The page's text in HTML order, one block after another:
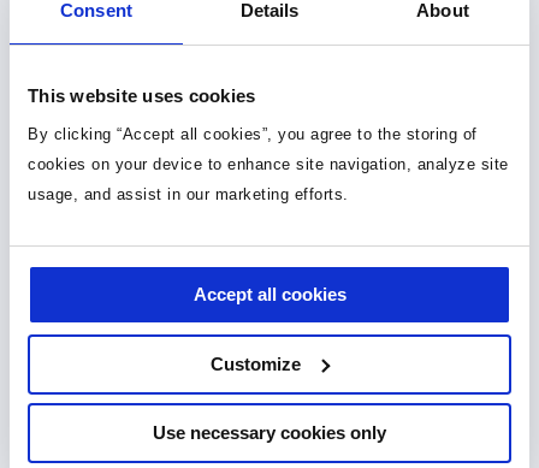
Consent Details About
This website uses cookies
By clicking “Accept all cookies”, you agree to the storing of
cookies on your device to enhance site navigation, analyze site
usage, and assist in our marketing efforts.
Accept all cookies
Customize
Use necessary cookies only
设计资源
Bill of Materials
Bill of Materials
参考资料
mEZ Plug & Play DC/DC Power Modules
元件库，封装库和 3D 模型